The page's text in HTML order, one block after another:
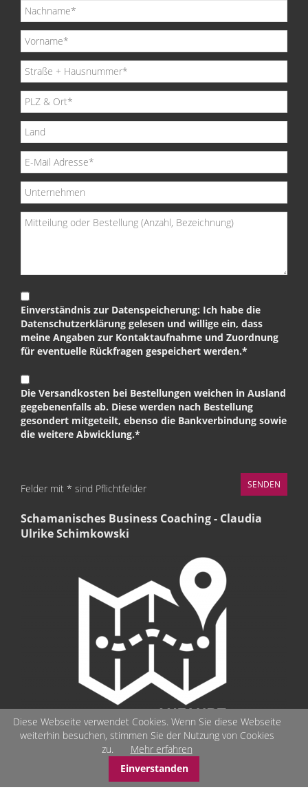
Einverständnis zur Datenspeicherung: Ich habe die
Datenschutzerklärung gelesen und willige ein, dass
meine Angaben zur Kontaktaufnahme und Zuordnung
für eventuelle Rückfragen gespeichert werden.*
Die Versandkosten bei Bestellungen weichen in Ausland
gegebenenfalls ab. Diese werden nach Bestellung
gesondert mitgeteilt, ebenso die Bankverbindung sowie
die weitere Abwicklung.*
Felder mit * sind Pflichtfelder
Schamanisches Business Coaching - Claudia
Ulrike Schimkowski
© Schamanisches-Business-Coaching - Seelenbilder - Stärken-
Diese Webseite verwendet Cookies. Wenn Sie diese Webseite
weiterhin besuchen, stimmen Sie der Nutzung von Cookies
zu.
Mehr erfahren
Einverstanden